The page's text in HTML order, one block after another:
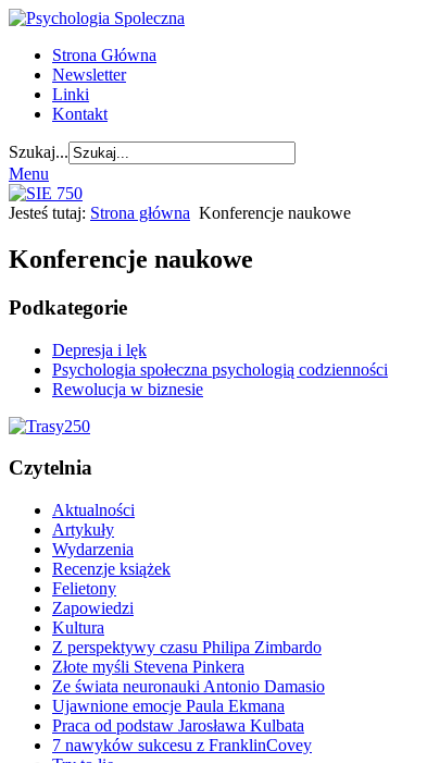
Strona Główna
Newsletter
Linki
Kontakt
Szukaj...
Menu
Jesteś tutaj: Strona główna Konferencje naukowe
Konferencje naukowe
Podkategorie
Depresja i lęk
Psychologia społeczna psychologią codzienności
Rewolucja w biznesie
Czytelnia
Aktualności
Artykuły
Wydarzenia
Recenzje książek
Felietony
Zapowiedzi
Kultura
Z perspektywy czasu Philipa Zimbardo
Złote myśli Stevena Pinkera
Ze świata neuronauki Antonio Damasio
Ujawnione emocje Paula Ekmana
Praca od podstaw Jarosława Kulbata
7 nawyków sukcesu z FranklinCovey